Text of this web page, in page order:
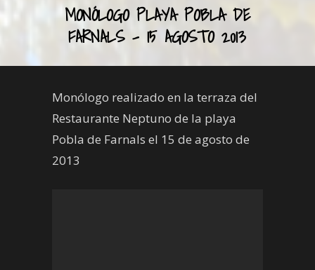
MONÓLOGO PLAYA POBLA DE
FARNALS – 15 AGOSTO 2013
Monólogo realizado en la terraza del
Restaurante Neptuno de la playa
Pobla de Farnals el 15 de agosto de
2013